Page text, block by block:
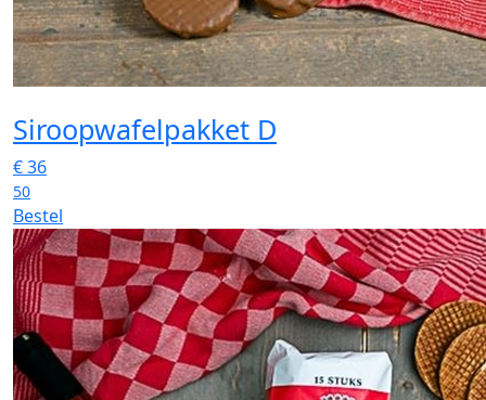
Siroopwafelpakket D
€36
50
Bestel